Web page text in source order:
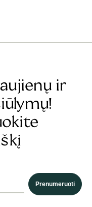
ir
Prenumeruoti